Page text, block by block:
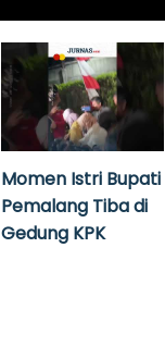
Momen Istri Bupati
Pemalang Tiba di
Gedung KPK